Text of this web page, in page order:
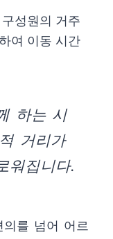
성원의 거주
여 이동 시간
하는 시
거리가
워집니다.
를 넘어 어르